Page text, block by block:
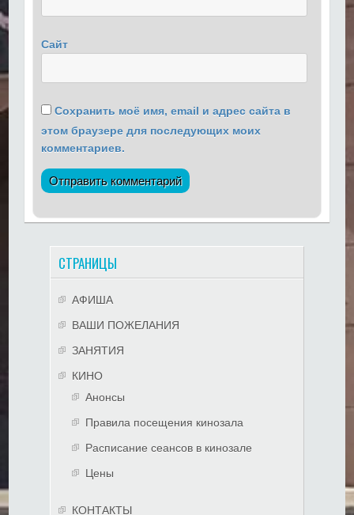
Сайт
Сохранить моё имя, email и адрес сайта в
этом браузере для последующих моих
комментариев.
СТРАНИЦЫ
АФИША
ВАШИ ПОЖЕЛАНИЯ
ЗАНЯТИЯ
КИНО
Анонсы
Правила посещения кинозала
Расписание сеансов в кинозале
Цены
КОНТАКТЫ